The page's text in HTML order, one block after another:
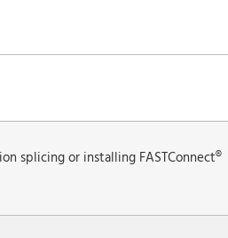
splicing or installing FASTConnect®